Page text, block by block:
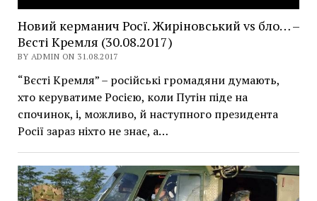
Новий керманич Росї. Жиріновський vs бло… –
Вєсті Кремля (30.08.2017)
BY ADMIN ON 31.08.2017
“Вєсті Кремля” – російські громадяни думають,
хто керуватиме Росією, коли Путін піде на
спочинок, і, можливо, й наступного президента
Росії зараз ніхто не знає, а…